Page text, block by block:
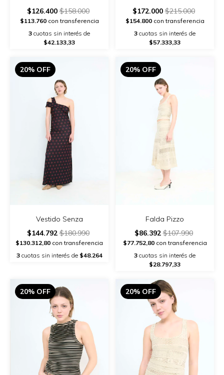
$126.400$158.000
$113.760con transferencia
3 cuotas sin interés de
$42.133,33
$172.000$215.000
$154.800con transferencia
3 cuotas sin interés de
$57.333,33
20% OFF
Vestido Senza
$144.792$180.990
$130.312,80 con transferencia
3cuotas sin interés de $48.264
20% OFF
Falda Pizzo
$86.392$107.990
$77.752,80con transferencia
3 cuotas sin interés de
$28.797,33
20% OFF 20% OFF